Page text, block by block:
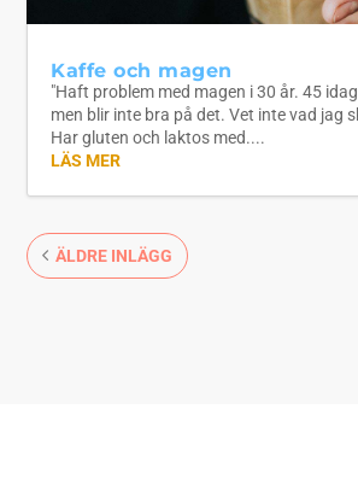
Kaffe och magen
"Haft problem med magen i 30 år. 45
men blir inte bra på det. Vet inte vad jag
Har gluten och laktos med....
LÄS MER
ÄLDRE INLÄGG